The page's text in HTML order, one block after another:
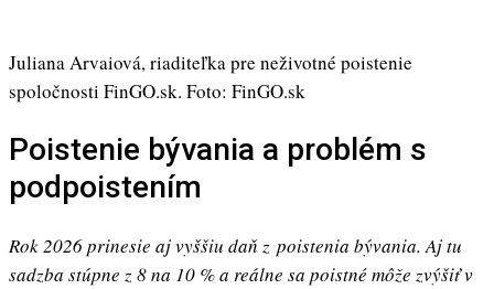
Juliana Arvaiová, riaditeľka pre neživotné poistenie
spoločnosti FinGO.sk. Foto: FinGO.sk
Poistenie bývania a problém s
podpoistením
Rok 2026 prinesie aj vyššiu daň z poistenia bývania. Aj tu
sadzba stúpne z 8 na 10 % a reálne sa poistné môže zvýšiť v